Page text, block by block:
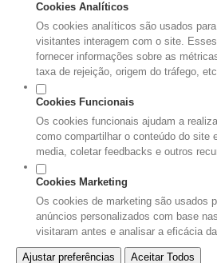
Cookies Analíticos
Os cookies analíticos são usados
visitantes interagem com o site.
fornecer informações sobre as
taxa de rejeição, origem do tráfego,
Cookies Funcionais
Os cookies funcionais ajudam a
como compartilhar o conteúdo do site
media, coletar feedbacks e outros
Cookies Marketing
Os cookies de marketing são usados
anúncios personalizados com base
visitaram antes e analisar a eficácia
Ajustar preferências Aceitar Todos